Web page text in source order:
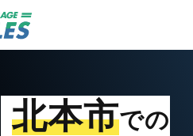
北本市での